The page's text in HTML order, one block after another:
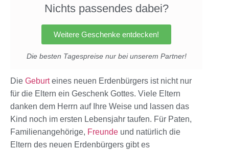
Nichts passendes dabei?
Weitere Geschenke entdecken!
Die besten Tagespreise nur bei unserem Partner!
Die Geburteines neuen Erdenbürgers ist nicht nur
für die Eltern ein Geschenk Gottes. Viele Eltern
danken dem Herrn auf Ihre Weise und lassen das
Kind noch im ersten Lebensjahr taufen. Für Paten,
Familienangehörige, Freunde und natürlich die
Eltern des neuen Erdenbürgers gibt es